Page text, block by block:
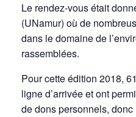
Le rendez-vous était
(UNamur) où de
dans le domaine de
rassemblées.
Pour cette édition 2018,
ligne d’arrivée et ont
de dons personnels,